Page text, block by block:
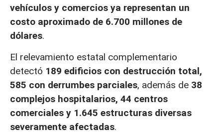
vehículos y comercios ya representan un
costo aproximado de 6.700 millones de
dólares.
El relevamiento estatal complementario
detectó 189 edificios con destrucción total,
585 con derrumbes parciales, además de 38
complejos hospitalarios, 44 centros
comerciales y 1.645 estructuras diversas
severamente afectadas.